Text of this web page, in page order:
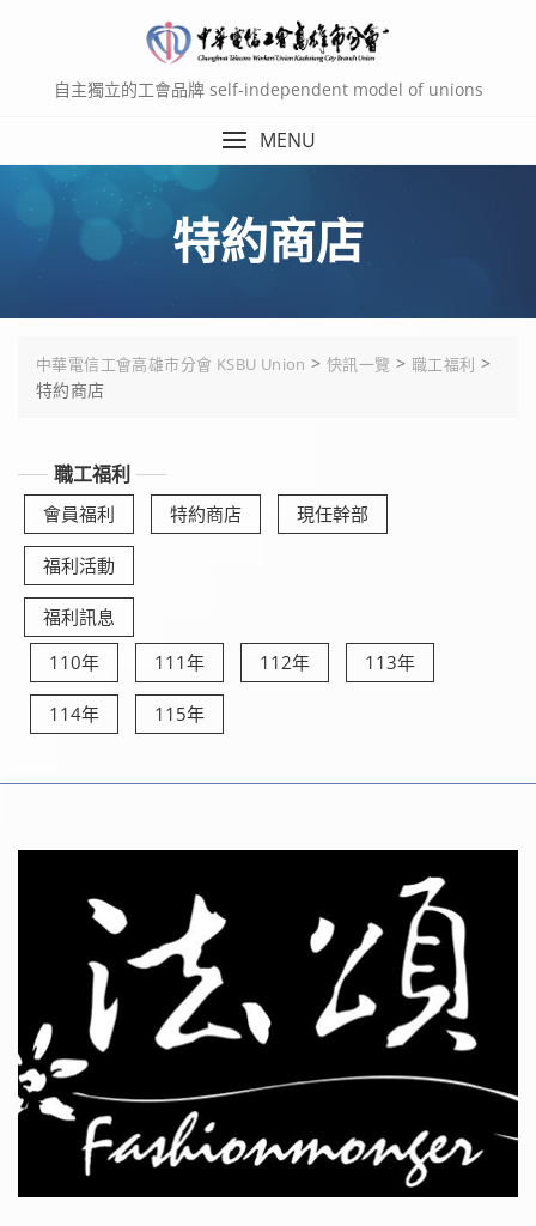
自主獨立的工會品牌 self-independent model of unions
MENU
特約商店
中華電信工會高雄市分會 KSBU Union >快訊一覽 > 職工福利 >
特約商店
職工福利
會員福利 特約商店 現任幹部
福利活動
福利訊息
110年
111年 112年 113年
114年 115年